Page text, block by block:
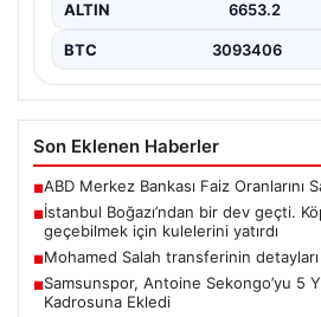
ALTIN 6653.2
BTC 3093406
Son Eklenen Haberler
■ABD Merkez Bankası Faiz Oranlarını
■İstanbul Boğazı’ndan bir dev geçti.
geçebilmek için kulelerini yatırdı
■Mohamed Salah transferinin detayları
■Samsunspor, Antoine Sekongo’yu 5
Kadrosuna Ekledi